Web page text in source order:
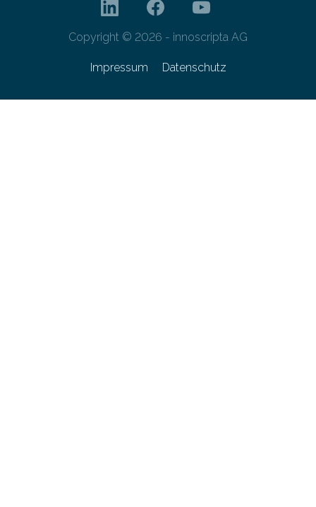
Copyright © 2026 - innoscripta AG
Impressum Datenschutz